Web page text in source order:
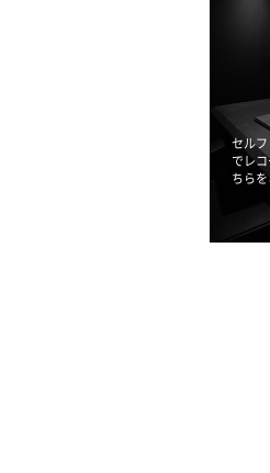
セル
でレ
ちらを